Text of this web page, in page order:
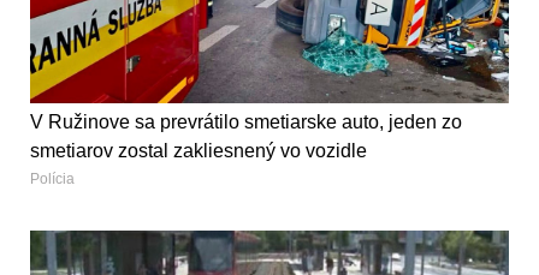
V Ružinove sa prevrátilo smetiarske auto, jeden zo
smetiarov zostal zakliesnený vo vozidle
Polícia